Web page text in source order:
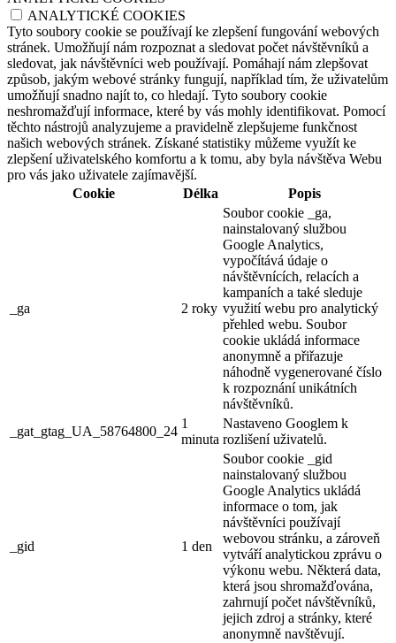
ANALYTICKÉ COOKIES
Tyto soubory cookie se používají ke zlepšení fungování webových
stránek. Umožňují nám rozpoznat a sledovat počet návštěvníků a
sledovat, jak návštěvníci web používají. Pomáhají nám zlepšovat
způsob, jakým webové stránky fungují, například tím, že uživatelům
umožňují snadno najít to, co hledají. Tyto soubory cookie
neshromažďují informace, které by vás mohly identifikovat. Pomocí
těchto nástrojů analyzujeme a pravidelně zlepšujeme funkčnost
našich webových stránek. Získané statistiky můžeme využít ke
zlepšení uživatelského komfortu a k tomu, aby byla návštěva Webu
pro vás jako uživatele zajímavější.
Cookie
Délka Popis
_ga 2 roky
Soubor cookie _ga,
nainstalovaný službou
Google Analytics,
vypočítává údaje o
návštěvnících, relacích a
kampaních a také sleduje
využití webu pro analytický
přehled webu. Soubor
cookie ukládá informace
anonymně a přiřazuje
náhodně vygenerované číslo
k rozpoznání unikátních
návštěvníků.
_gat_gtag_UA_58764800_24
1
minuta
Nastaveno Googlem k
rozlišení uživatelů.
_gid 1 den
Soubor cookie _gid
nainstalovaný službou
Google Analytics ukládá
informace o tom, jak
návštěvníci používají
webovou stránku, a zároveň
vytváří analytickou zprávu o
výkonu webu. Některá data,
která jsou shromažďována,
zahrnují počet návštěvníků,
jejich zdroj a stránky, které
anonymně navštěvují.